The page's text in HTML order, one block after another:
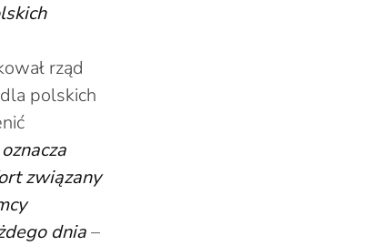
rząd
polskich
związany
dnia–